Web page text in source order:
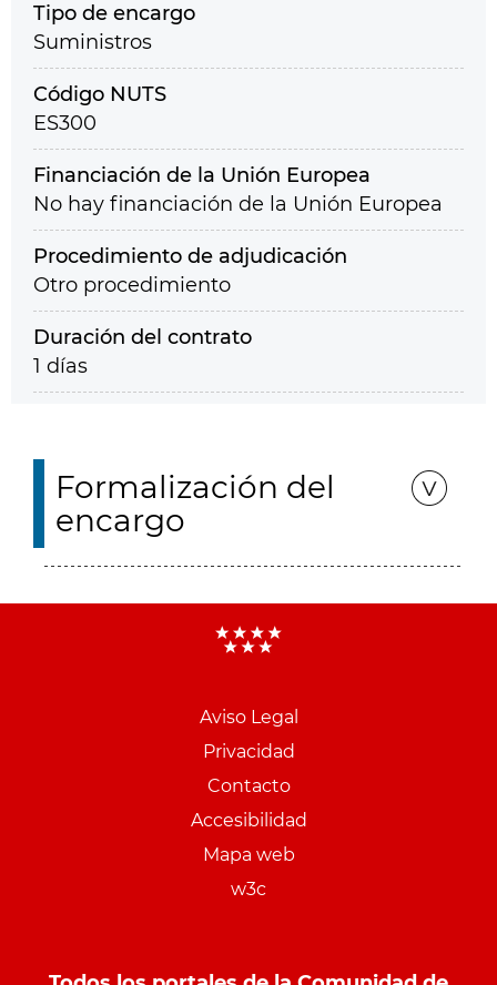
Tipo de encargo
Suministros
Código NUTS
ES300
Financiación de la Unión Europea
No hay financiación de la Unión Europea
Procedimiento de adjudicación
Otro procedimiento
Duración del contrato
1 días
Formalización del
encargo
Aviso Legal
Privacidad
Contacto
Accesibilidad
Mapa web
w3c